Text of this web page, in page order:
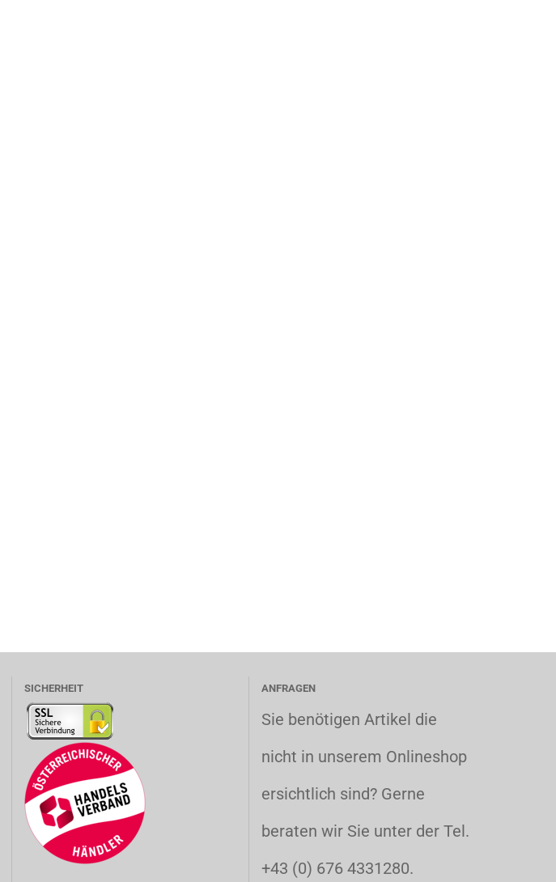
SICHERHEIT ANFRAGEN
Sie benötigen Artikel die
nicht in unserem Onlineshop
ersichtlich sind? Gerne
beraten wir Sie unter der Tel.
+43 (0) 676 4331280.